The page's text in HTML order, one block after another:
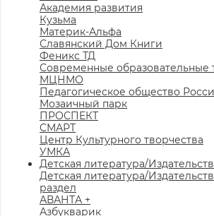
Академия развития
Кузьма
Материк-Альфа
Славянский Дом Книги
Феникс ТД
Современные образовательные
МЦНМО
Педагогическое общество
Мозаичный парк
ПРОСПЕКТ
СМАРТ
Центр Культурного творчества
УМКА
Детская литература/
Детская литература/
раздел
АВАНТА +
Азбукварик